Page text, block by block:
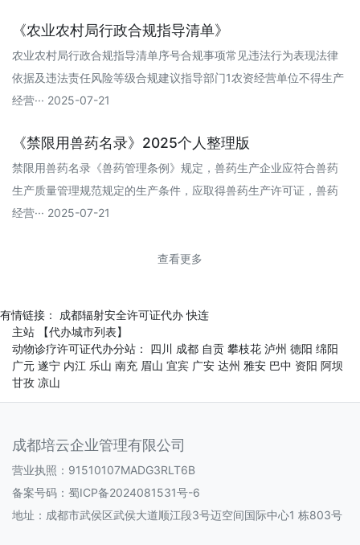
《农业农村局行政合规指导清单》
农业农村局行政合规指导清单序号合规事项常见违法行为表现法律
依据及违法责任风险等级合规建议指导部门1农资经营单位不得生产
经营··· 2025-07-21
《禁限用兽药名录》2025个人整理版
禁限用兽药名录《兽药管理条例》规定，兽药生产企业应符合兽药
生产质量管理规范规定的生产条件，应取得兽药生产许可证，兽药
经营··· 2025-07-21
查看更多
有情链接： 成都辐射安全许可证代办 快连
主站
【代办城市列表】
动物诊疗许可证代办分站： 四川 成都 自贡 攀枝花 泸州 德阳 绵阳
广元 遂宁 内江 乐山 南充 眉山 宜宾 广安 达州 雅安 巴中 资阳 阿坝
甘孜 凉山
成都培云企业管理有限公司
营业执照：91510107MADG3RLT6B
备案号码： 蜀ICP备2024081531号-6
地址：成都市武侯区武侯大道顺江段3号迈空间国际中心1 栋803号